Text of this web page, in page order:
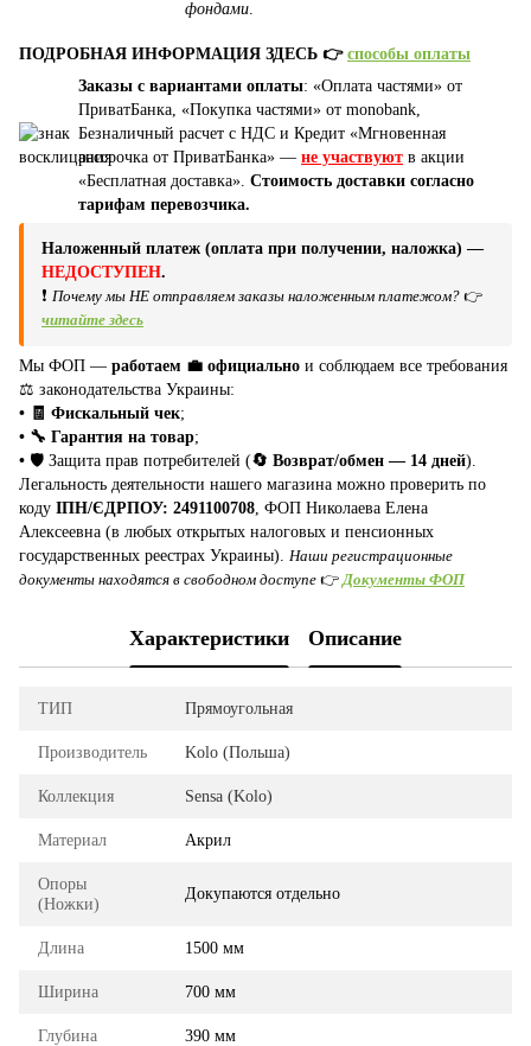
фондами
ПОДРОБНАЯ ИНФОРМАЦИЯ ЗДЕСЬ 👉 способы оплаты
Заказы с вариантами оплаты: «Оплата частями» от
ПриватБанка, «Покупка частями» от monobank,
Безналичный расчет с НДС и Кредит «Мгновенная
рассрочка от ПриватБанка» — не участвуют в акции
«Бесплатная доставка». Стоимость доставки согласно
тарифам перевозчика.
Наложенный платеж (оплата при получении, наложка) —
НЕДОСТУПЕН.
❗ Почему мы НЕ отправляем заказы наложенным платежом? 👉
читайте здесь
Мы ФОП — работаем 💼 официально и соблюдаем все требования
⚖️ законодательства Украины:
• 🧾 Фискальный чек;
• 🔧 Гарантия на товар;
• 🛡️ Защита прав потребителей (🔄 Возврат/обмен — 14 дней).
Легальность деятельности нашего магазина можно проверить по
коду ІПН/ЄДРПОУ: 2491100708 , ФОП Николаева Елена
Алексеевна (в любых открытых налоговых и пенсионных
государственных реестрах Украины). Наши регистрационные
документы находятся в свободном доступе 👉 Документы ФОП
Характеристики Описание
ТИП Прямоугольная
Производитель Kolo (Польша)
Коллекция Sensa (Kolo)
Материал Акрил
Опоры
(Ножки)
Докупаются отдельно
Длина 1500 мм
Ширина 700 мм
Глубина 390 мм